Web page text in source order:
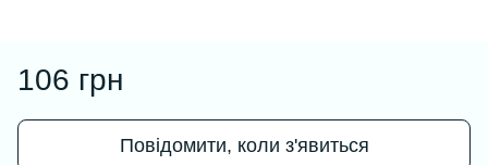
106 грн
Повідомити, коли з'явиться